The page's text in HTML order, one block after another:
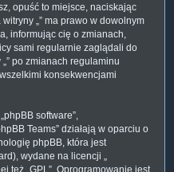
opuść to miejsce, naciskając
„” ma prawo w dowolnym
informując cię o zmianach,
sami regularnie zaglądali do
po zmianach regulaminu
konsekwencjami
software”,
Teams” działają w oparciu o
phpBB, która jest
wydane na licencji „
też „GPL”. Oprogramowanie jest